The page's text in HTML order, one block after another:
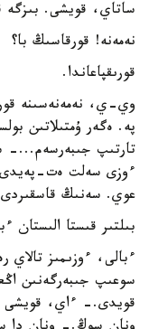
ساتاي، قويشى. بىزگە
نەمەنە! قورقاسىڭ با؟
قورىقپاعاندا.
وي-ي، نەمەنەسىنە
پە. ەگەر ۇمتىلاتىن
تارتىپ جىبەرسەم...-
ءوزى سەلت ەت-پەيدى-
عوي. سەنىڭ
بىلتىر قىستا
ءبالى، ءوزىمىز
سوعىپ جىبەرگەنىن
قويدى.- ءاي، قويشى